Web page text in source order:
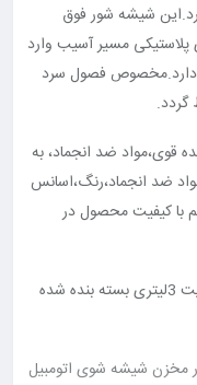
شیشه شور فوق
مسیر آسیب وارد
دما تا منفی 30 درجه را دارد.مخصوص فصول سرد
قوی،مواد ضد انجماد، به
ضد انجماد،رنگ،اسانس
با کیفیت محصول در
شیشه شور کاپیتان (3 لیتری) در بطری های پت 3لیتری بسته بنده شده
مخزن شیشه شوی اتومبیل